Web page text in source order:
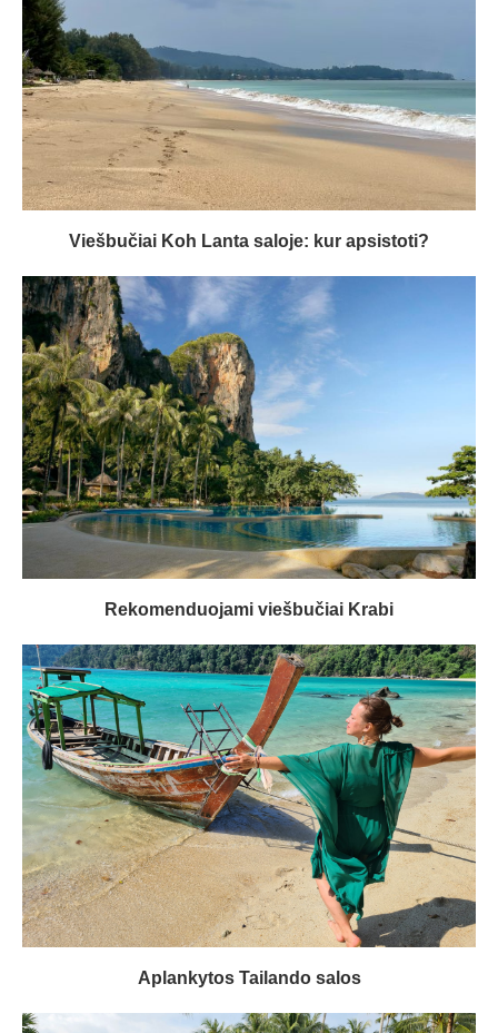
Viešbučiai Koh Lanta saloje: kur apsistoti?
Rekomenduojami viešbučiai Krabi
Aplankytos Tailando salos